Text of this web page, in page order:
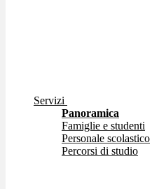
Servizi
Panoramica
Famiglie e studenti
Personale scolastico
Percorsi di studio